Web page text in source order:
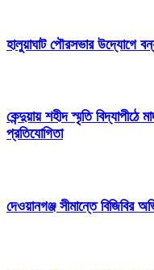
হালুয়াঘাট পৌরসভার উদ্যোগে
কেন্দুয়ায় শহীদ স্মৃতি
প্রতিযোগিতা
দেওয়ানগঞ্জ সীমান্তে বিজিবির